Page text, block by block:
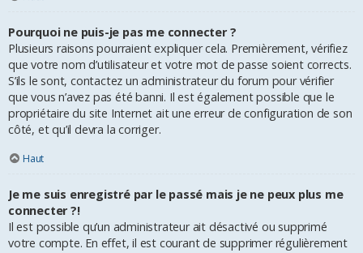
Pourquoi ne puis-je pas me connecter ?
Plusieurs raisons pourraient expliquer cela. Premièrement, vérifiez
que votre nom d’utilisateur et votre mot de passe soient corrects.
S’ils le sont, contactez un administrateur du forum pour vérifier
que vous n’avez pas été banni. Il est également possible que le
propriétaire du site Internet ait une erreur de configuration de son
côté, et qu’il devra la corriger.
Haut
Je me suis enregistré par le passé mais je ne peux plus me
connecter ?!
Il est possible qu’un administrateur ait désactivé ou supprimé
votre compte. En effet, il est courant de supprimer régulièrement